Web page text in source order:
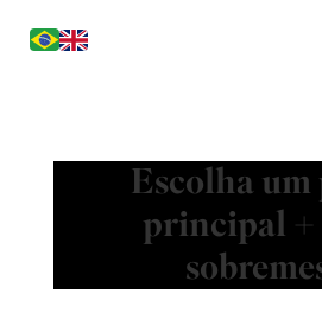
Escolha
principal +